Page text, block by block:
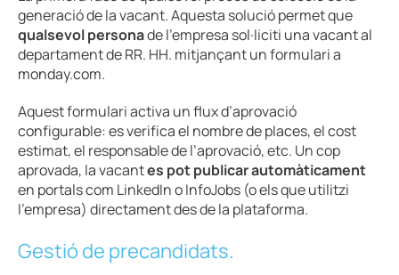
generació de la vacant. Aquesta solució permet que
qualsevol personade l’empresa sol·liciti una vacant al
departament de RR. HH. mitjançant un formulari a
monday.com.
Aquest formulari activa un flux d’aprovació
configurable: es verifica el nombre de places, el cost
estimat, el responsable de l’aprovació, etc. Un cop
aprovada, la vacantes pot publicar automàticament
en portals com LinkedIn o InfoJobs (o els que utilitzi
l’empresa) directament des de la plataforma.
Gestió de precandidats.